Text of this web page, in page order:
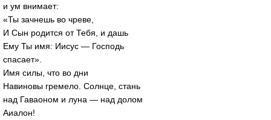
и ум внимает:
«Ты зачнешь во чреве,
И Сын родится от Тебя, и дашь
Ему Ты имя: Иисус — Господь
спасает».
Имя силы, что во дни
Навиновы гремело. Солнце, стань
над Гаваоном и луна — над долом
Аиалон!